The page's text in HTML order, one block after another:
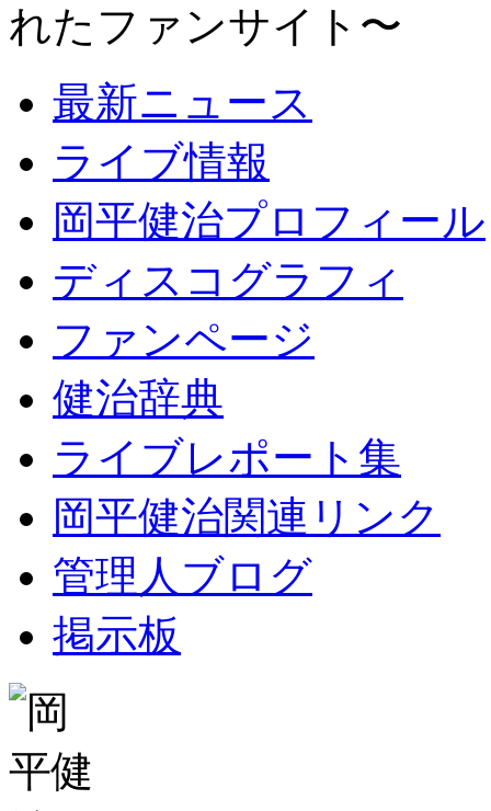
れたファンサイト〜
最新ニュース
ライブ情報
岡平健治プロフィール
ディスコグラフィ
ファンページ
健治辞典
ライブレポート集
岡平健治関連リンク
管理人ブログ
掲示板